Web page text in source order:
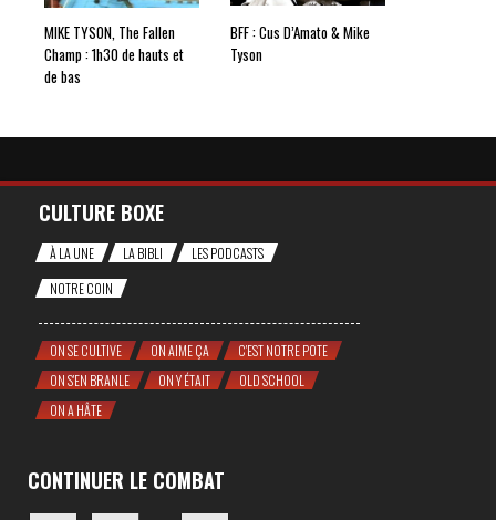
MIKE TYSON, The Fallen
Champ : 1h30 de hauts et
de bas
BFF : Cus D’Amato & Mike
Tyson
CULTURE BOXE
À LA UNE LA BIBLI
LES PODCASTS
NOTRE COIN
ON SE CULTIVE ON AIME ÇA
C'EST NOTRE POTE
ON S'EN BRANLE
ON Y ÉTAIT
OLD SCHOOL
ON A HÂTE
CONTINUER LE COMBAT